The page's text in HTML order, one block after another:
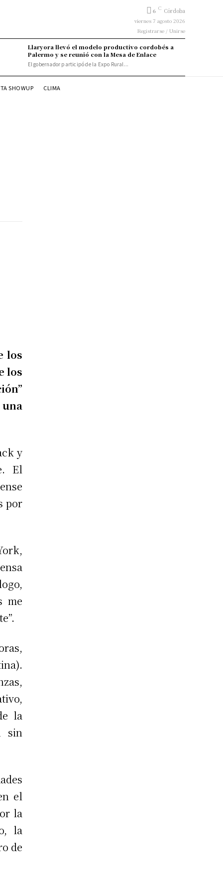
6 C Córdoba
viernes 7 agosto 2026
Registrarse / Unirse
Llaryora llevó el modelo productivo cordobés a
Palermo y se reunió con la Mesa de Enlace
El gobernador participó de la Expo Rural...
SHOWUP CLIMA
los
los
y
El
por
me
la
sin
el
la
la
de